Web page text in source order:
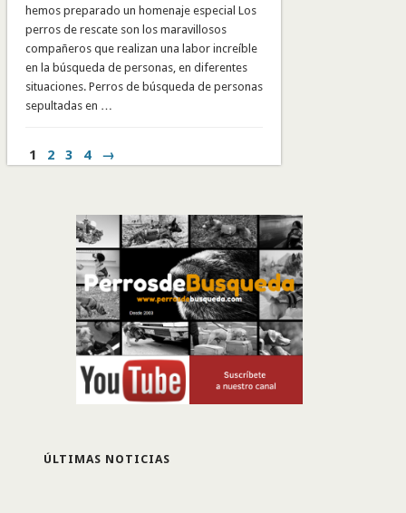
hemos preparado un homenaje especial Los
perros de rescate son los maravillosos
compañeros que realizan una labor increíble
en la búsqueda de personas, en diferentes
situaciones. Perros de búsqueda de personas
sepultadas en …
1 2 3 4 →
ÚLTIMAS NOTICIAS